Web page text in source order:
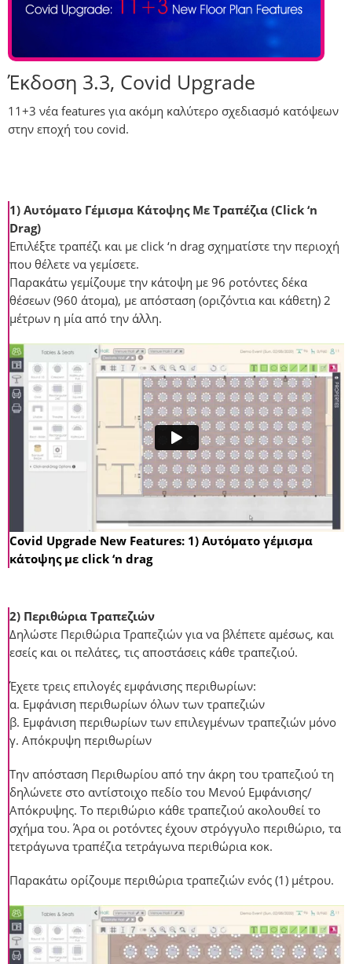
Έκδοση 3.3, Covid Upgrade
11+3 νέα features για ακόμη καλύτερο σχεδιασμό κατόψεων
στην εποχή του covid.
1) Αυτόματο Γέμισμα Κάτοψης Με Τραπέζια (Click ‘n
Drag)
Επιλέξτε τραπέζι και με click ‘n drag σχηματίστε την περιοχή
που θέλετε να γεμίσετε.
Παρακάτω γεμίζουμε την κάτοψη με 96 ροτόντες δέκα
θέσεων (960 άτομα), με απόσταση (οριζόντια και κάθετη) 2
μέτρων η μία από την άλλη.
Covid Upgrade New Features: 1) Αυτόματο γέμισμα
κάτοψης με click ‘n drag
2) Περιθώρια Τραπεζιών
Δηλώστε Περιθώρια Τραπεζιών για να βλέπετε αμέσως, και
εσείς και οι πελάτες, τις αποστάσεις κάθε τραπεζιού.
Έχετε τρεις επιλογές εμφάνισης περιθωρίων:
α. Εμφάνιση περιθωρίων όλων των τραπεζιών
β. Εμφάνιση περιθωρίων των επιλεγμένων τραπεζιών μόνο
γ. Απόκρυψη περιθωρίων
Την απόσταση Περιθωρίου από την άκρη του τραπεζιού τη
δηλώνετε στο αντίστοιχο πεδίο του Μενού Εμφάνισης/
Απόκρυψης. Το περιθώριο κάθε τραπεζιού ακολουθεί το
σχήμα του. Άρα οι ροτόντες έχουν στρόγγυλο περιθώριο, τα
τετράγωνα τραπέζια τετράγωνα περιθώρια κοκ.
Παρακάτω ορίζουμε περιθώρια τραπεζιών ενός (1) μέτρου.